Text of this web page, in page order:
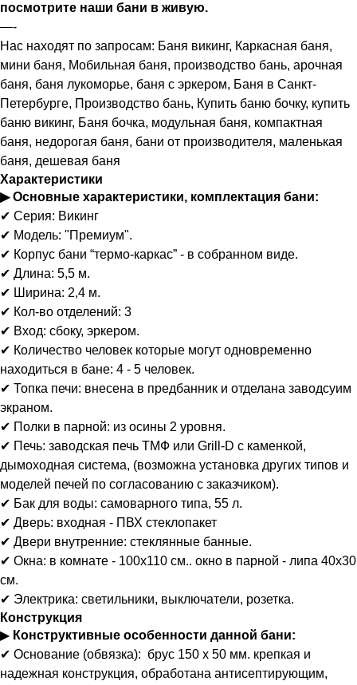
посмотрите наши бани в живую.
—-
Нас находят по запросам: Баня викинг, Каркасная баня,
мини баня, Мобильная баня, производство бань, арочная
баня, баня лукоморье, баня с эркером, Баня в Санкт-
Петербурге, Производство бань, Купить баню бочку, купить
баню викинг, Баня бочка, модульная баня, компактная
баня, недорогая баня, бани от производителя, маленькая
баня, дешевая баня
Характеристики
▶ Основные характеристики, комплектация бани:
✔ Серия: Викинг
✔ Модель: "Премиум".
✔ Корпус бани “термо-каркас” - в собранном виде.
✔ Длина: 5,5 м.
✔ Ширина: 2,4 м.
✔ Кол-во отделений: 3
✔ Вход: сбоку, эркером.
✔ Количество человек которые могут одновременно
находиться в бане: 4 - 5 человек.
✔ Топка печи: внесена в предбанник и отделана заводсуим
экраном.
✔ Полки в парной: из осины 2 уровня.
✔ Печь: заводская печь ТМФ или Grill-D с каменкой,
дымоходная система, (возможна установка других типов и
моделей печей по согласованию с заказчиком).
✔ Бак для воды: самоварного типа, 55 л.
✔ Дверь: входная - ПВХ стеклопакет
✔ Двери внутренние: стеклянные банные.
✔ Окна: в комнате - 100х110 см.. окно в парной - липа 40х30
см.
✔ Электрика: светильники, выключатели, розетка.
Конструкция
▶ Конструктивные особенности данной бани:
✔ Основание (обвязка): брус 150 х 50 мм. крепкая и
надежная конструкция, обработана антисептирующим,